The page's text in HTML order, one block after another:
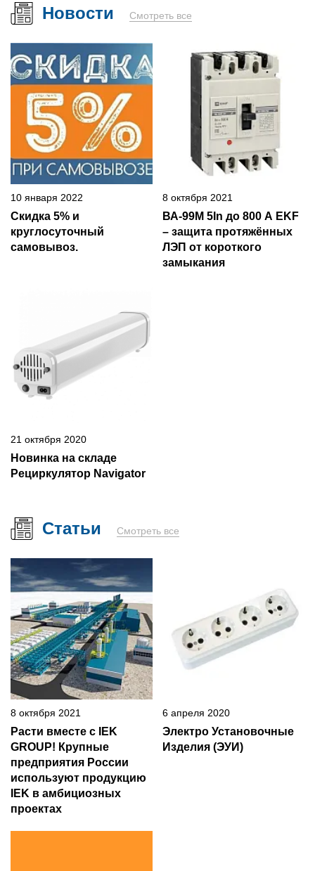
Новости Смотреть все
10 января 2022
Скидка 5% и
круглосуточный
самовывоз.
8 октября 2021
ВА-99М 5In до 800 А EKF
– защита протяжённых
ЛЭП от короткого
замыкания
21 октября 2020
Новинка на складе
Рециркулятор Navigator
Статьи Смотреть все
8 октября 2021
Расти вместе с IEK
GROUP! Крупные
предприятия России
используют продукцию
IEK в амбициозных
проектах
6 апреля 2020
Электро Установочные
Изделия (ЭУИ)